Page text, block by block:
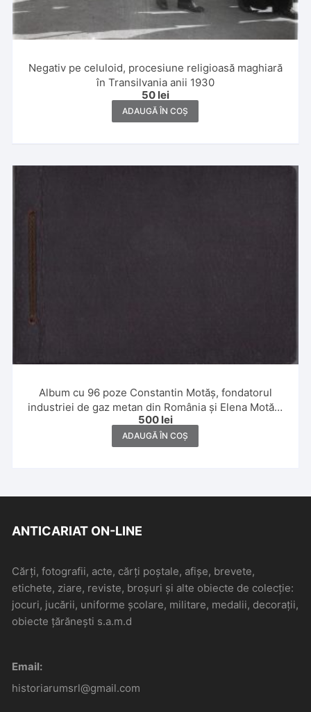
Negativ pe celuloid, procesiune religioasă maghiară
în Transilvania anii 1930
50 lei
ADAUGĂ ÎN COȘ
Album cu 96 poze Constantin Motăș, fondatorul
industriei de gaz metan din România și Elena Motăș,
1929, Constanța, Giurgiu, Sibiu, Tușnad, Șuici,
Făgăraș și Dragoslavele
500 lei
ADAUGĂ ÎN COȘ
ANTICARIAT ON-LINE
Cărți, fotografii, acte, cărți poștale, afișe, brevete,
etichete, ziare, reviste, broșuri și alte obiecte de colecție:
jocuri, jucării, uniforme școlare, militare, medalii, decorații,
obiecte țărănești s.a.m.d
Email:
historiarumsrl@gmail.com